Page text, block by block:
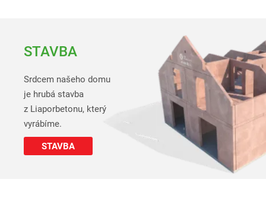
STAVBA
Srdcem našeho domu
je hrubá stavba
z Liaporbetonu, který
vyrábíme.
STAVBA